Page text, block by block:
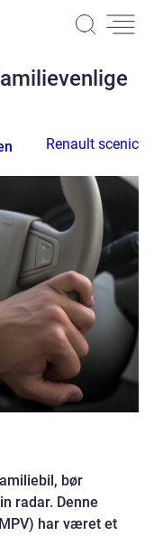
Renault scenic
bør
radar. Denne
har været et